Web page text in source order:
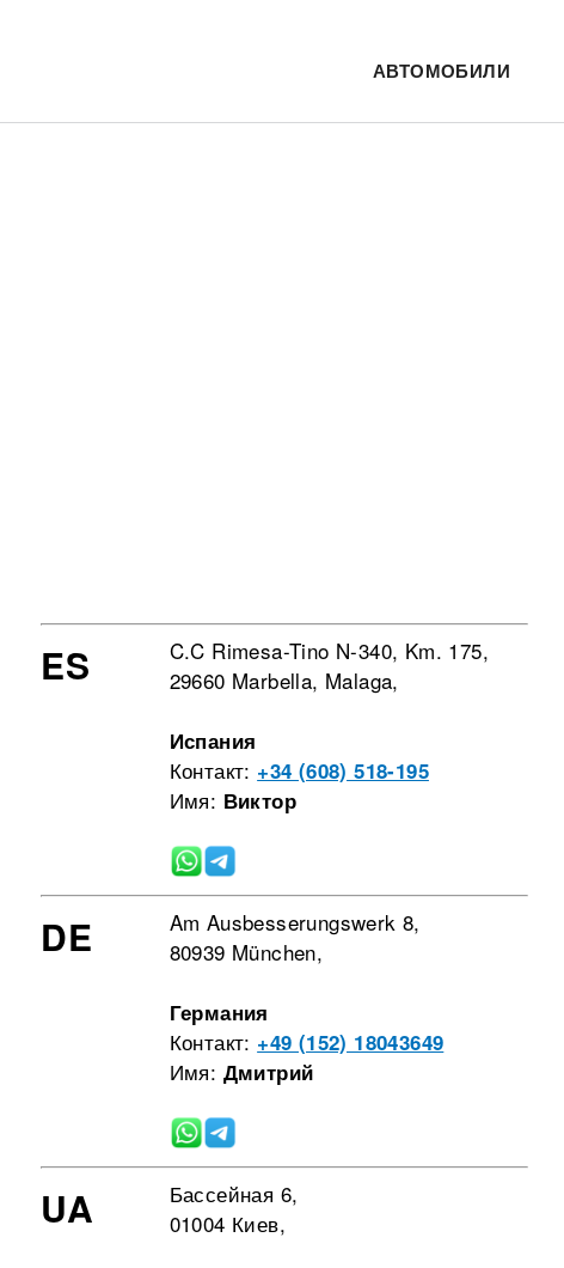
АВТОМОБИЛИ
ES
C.C Rimesa-Tino N-340, Km. 175,
29660 Marbella, Malaga,
Испания
Контакт: +34 (608) 518-195
Имя: Виктор
DE
Am Ausbesserungswerk 8,
80939 München,
Германия
Контакт: +49 (152) 18043649
Имя: Дмитрий
UA
Бассейная 6,
01004 Киев,